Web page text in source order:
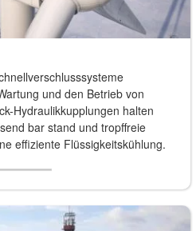
und den Betrieb von
Hydraulikkupplungen halten
bar stand und tropffreie
effiziente Flüssigkeitskühlung.